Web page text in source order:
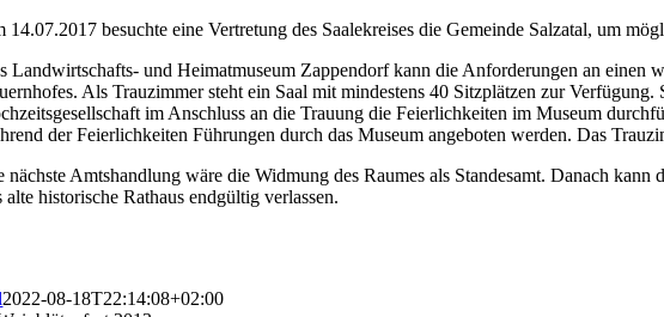
14.07.2017 besuchte eine Vertretung des Saalekreises die Gemeinde Salzatal, um
Landwirtschafts- und Heimatmuseum Zappendorf kann die Anforderungen an einen
Als Trauzimmer steht ein Saal mit mindestens 40 Sitzplätzen zur
im Anschluss an die Trauung die Feierlichkeiten im Museum
der Feierlichkeiten Führungen durch das Museum angeboten werden. Das
nächste Amtshandlung wäre die Widmung des Raumes als Standesamt. Danach
alte historische Rathaus endgültig verlassen.
2022-08-18T22:14:08+02:00